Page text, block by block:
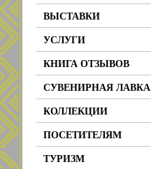
ВЫСТАВКИ
УСЛУГИ
КНИГА ОТЗЫВОВ
СУВЕНИРНАЯ ЛАВКА
КОЛЛЕКЦИИ
ПОСЕТИТЕЛЯМ
ТУРИЗМ